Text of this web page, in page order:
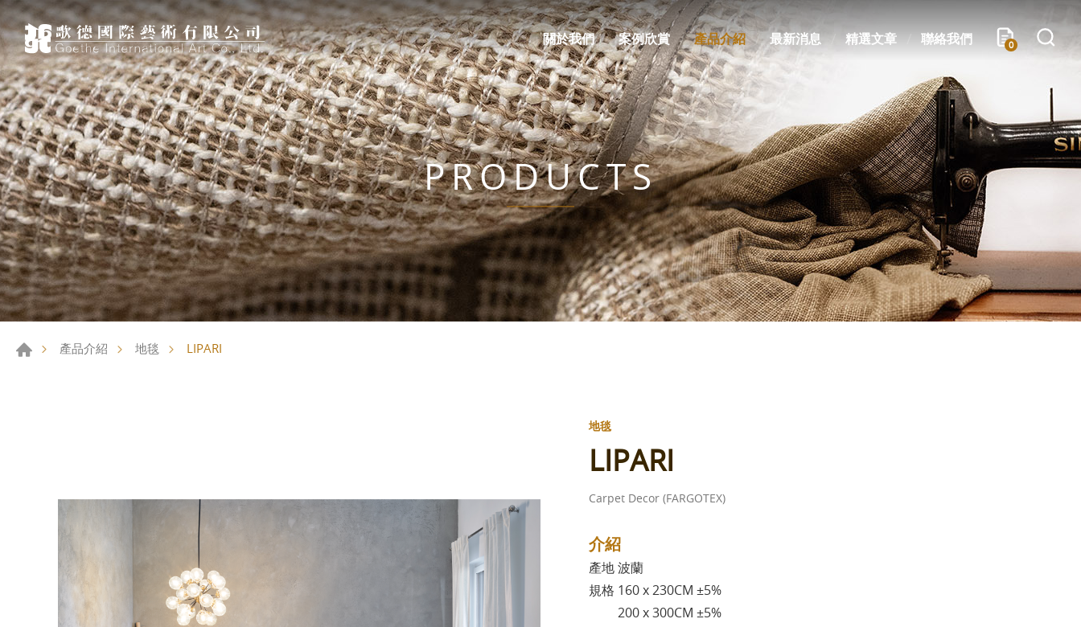
關於我們 案例欣賞 產品介紹 最新消息 精選文章 聯絡我們 0
PRODUCTS
產品介紹 地毯 LIPARI
地毯
LIPARI
Carpet Decor (FARGOTEX)
介紹
產地 波蘭
規格 160 x 230CM ±5%
200 x 300CM ±5%